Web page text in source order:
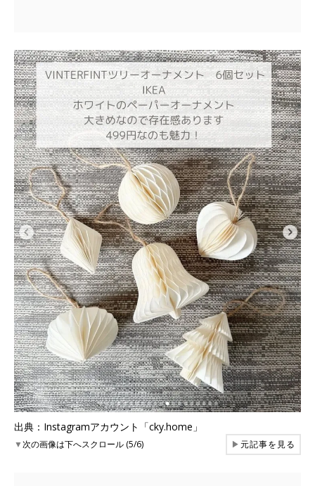
出典：Instagramアカウント「cky.home」
▼次の画像は下へスクロール (5/6) ▶元記事を見る